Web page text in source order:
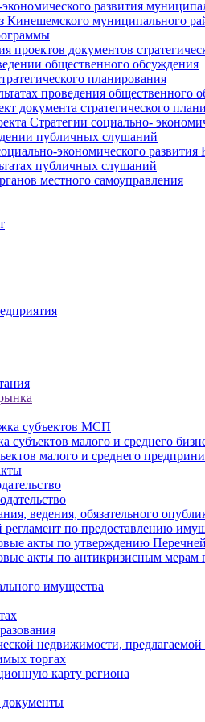
развития
муниципального
проектов документов
общественного обсуждения
планирования
проведения общественного
документа стратегического
Стратегии социально-
публичных слушаний
экономического
публичных слушаний
местного самоуправления
субъектов МСП
субъектов малого и среднего
малого и среднего
ведения, обязательного
по предоставлению
акты по утверждению Перечней
акты по антикризисным
имущества
недвижимости, предлагаемой
торгах
карту региона